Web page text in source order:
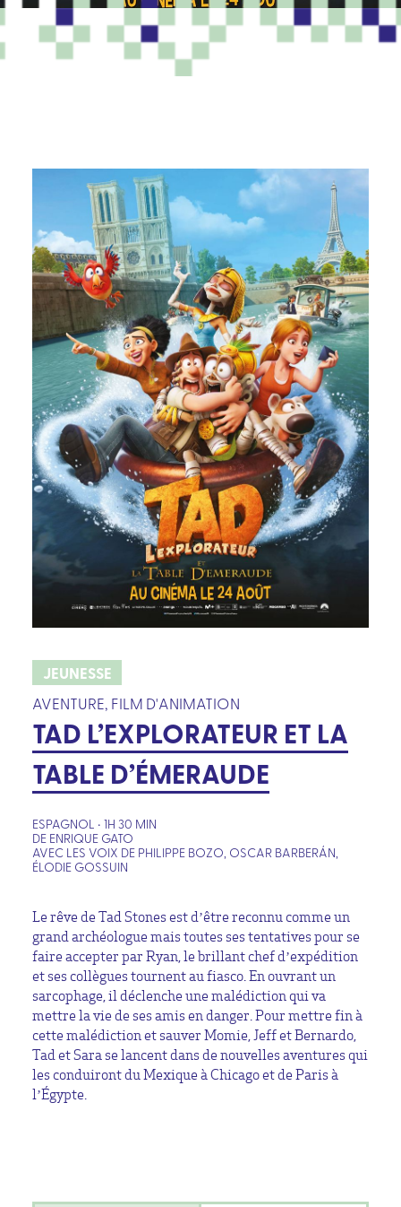
JEUNESSE
AVENTURE, FILM D'ANIMATION
TAD L’EXPLORATEUR ET LA
TABLE D’ÉMERAUDE
ESPAGNOL • 1H 30 MIN
DE ENRIQUE GATO
AVEC LES VOIX DE PHILIPPE BOZO, OSCAR BARBERÁN,
ÉLODIE GOSSUIN
Le rêve de Tad Stones est d’être reconnu comme un
grand archéologue mais toutes ses tentatives pour se
faire accepter par Ryan, le brillant chef d’expédition
et ses collègues tournent au fiasco. En ouvrant un
sarcophage, il déclenche une malédiction qui va
mettre la vie de ses amis en danger. Pour mettre fin à
cette malédiction et sauver Momie, Jeff et Bernardo,
Tad et Sara se lancent dans de nouvelles aventures qui
les conduiront du Mexique à Chicago et de Paris à
l’Égypte.